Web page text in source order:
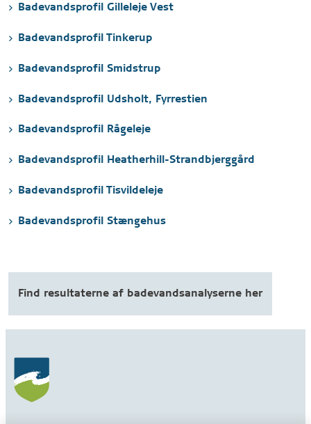
Badevandsprofil Gilleleje Vest
Badevandsprofil Tinkerup
Badevandsprofil Smidstrup
Badevandsprofil Udsholt, Fyrrestien
Badevandsprofil Rågeleje
Badevandsprofil Heatherhill-Strandbjerggård
Badevandsprofil Tisvildeleje
Badevandsprofil Stængehus
Find resultaterne af badevandsanalyserne her